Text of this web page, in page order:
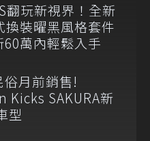
翻玩新視界！全新
換裝曜黑風格套件
60萬內輕鬆入手
俗月前銷售!
Kicks SAKURA新
型